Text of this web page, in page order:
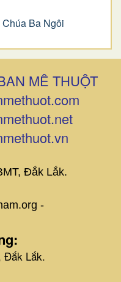
Ba Ngôi
MÊ THUỘT
Đắk Lắk.
-
Đắk Lắk.